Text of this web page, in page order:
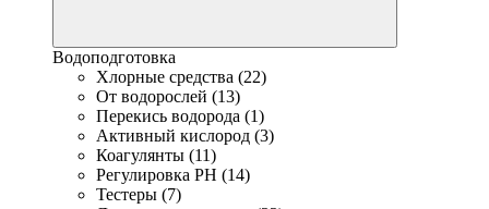
Водоподготовка
Хлорные средства (22)
От водорослей (13)
Перекись водорода (1)
Активный кислород (3)
Коагулянты (11)
Регулировка PH (14)
Тестеры (7)